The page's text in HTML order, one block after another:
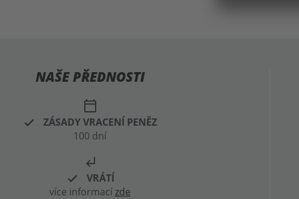
NAŠE PŘEDNOSTI
calendar_today
ZÁSADY VRACENÍ PENĚZ
100 dní
subdirectory_arrow_left
VRÁTÍ
více informacízde